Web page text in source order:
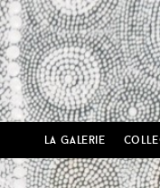
la galerie